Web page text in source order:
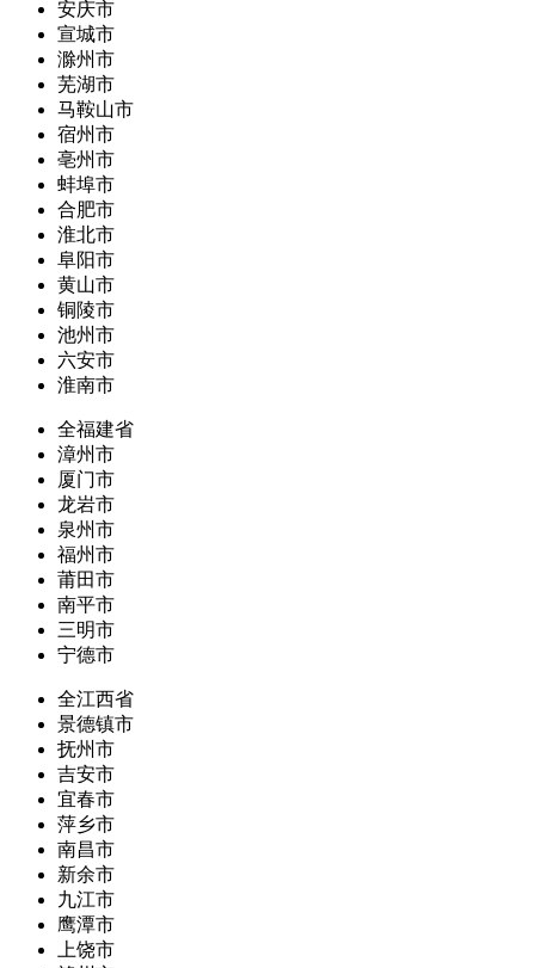
安庆市
宣城市
滁州市
芜湖市
马鞍山市
宿州市
亳州市
蚌埠市
合肥市
淮北市
阜阳市
黄山市
铜陵市
池州市
六安市
淮南市
全福建省
漳州市
厦门市
龙岩市
泉州市
福州市
莆田市
南平市
三明市
宁德市
全江西省
景德镇市
抚州市
吉安市
宜春市
萍乡市
南昌市
新余市
九江市
鹰潭市
上饶市